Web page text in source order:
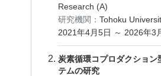
Research (A)
研究機関： Tohoku
2021年4月5日 ～ 2026年3
炭素循環コプロダクション
テムの研究